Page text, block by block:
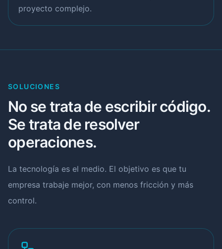
proyecto complejo.
SOLUCIONES
No se trata de escribir código.
Se trata de resolver
operaciones.
La tecnología es el medio. El objetivo es que tu
empresa trabaje mejor, con menos fricción y más
control.